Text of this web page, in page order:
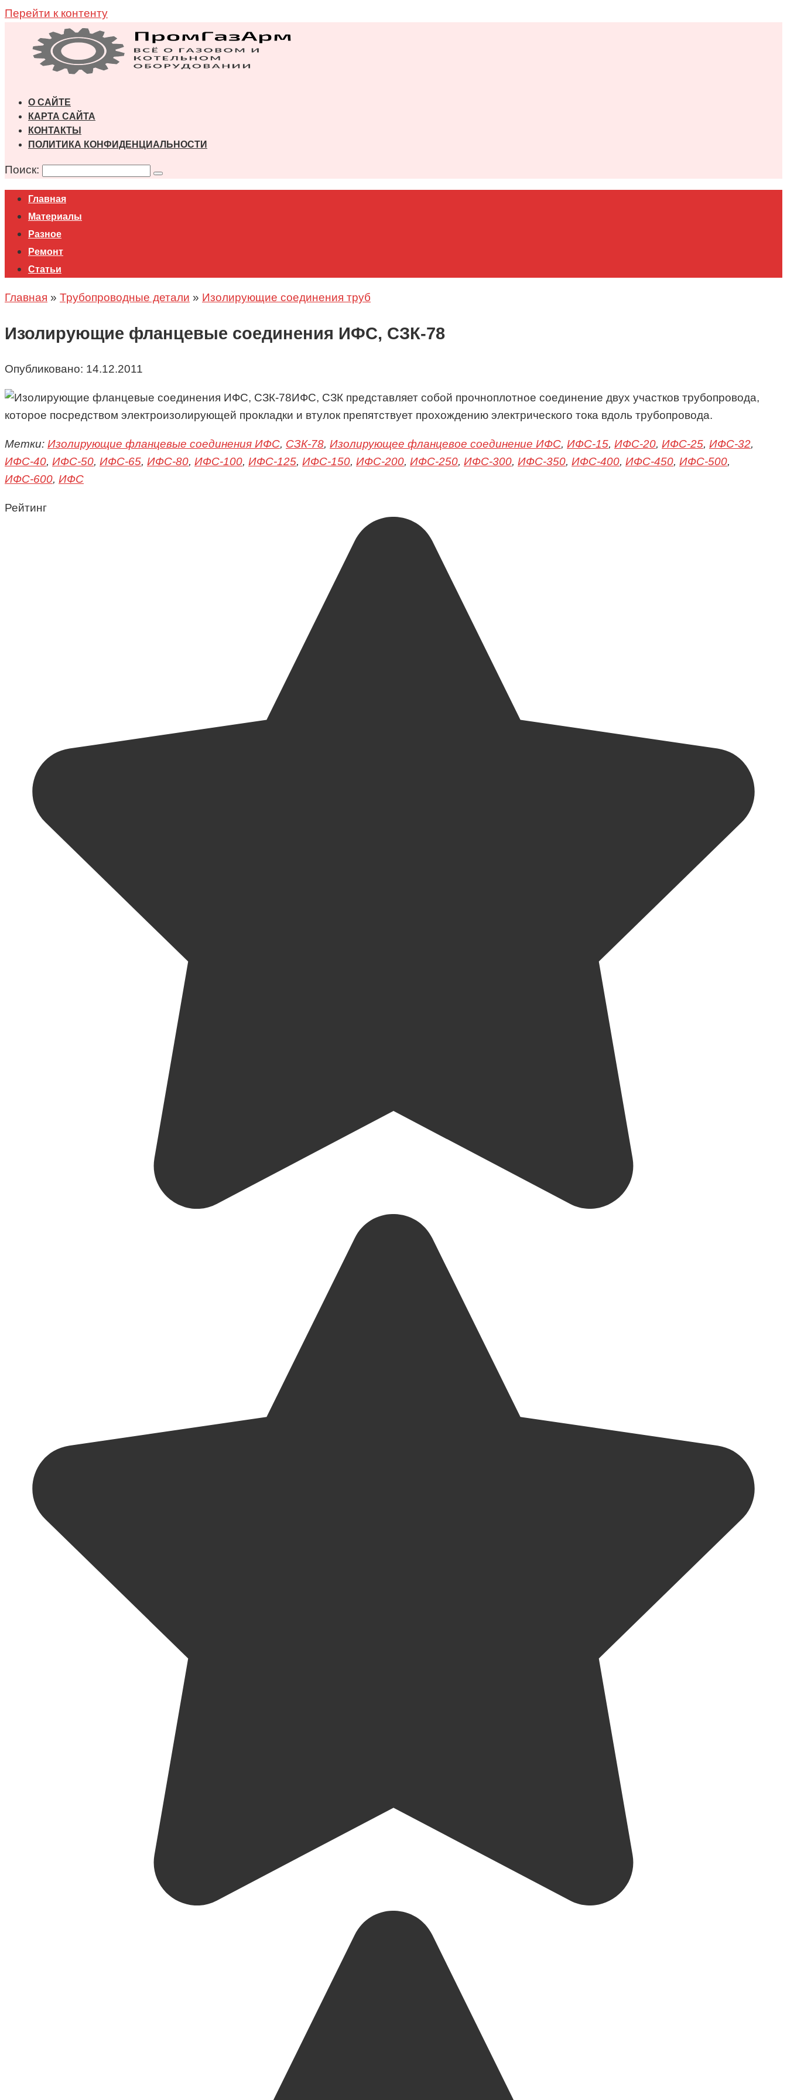
Перейти к контенту
О САЙТЕ
КАРТА САЙТА
КОНТАКТЫ
ПОЛИТИКА КОНФИДЕНЦИАЛЬНОСТИ
Поиск:
Главная
Материалы
Разное
Ремонт
Статьи
Главная » Трубопроводные детали » Изолирующие соединения труб
Изолирующие фланцевые соединения ИФС, СЗК-78
Опубликовано: 14.12.2011
ИФС, СЗК представляет собой прочноплотное соединение двух участков трубопровода,
которое посредством электроизолирующей прокладки и втулок препятствует прохождению электрического тока вдоль трубопровода.
Метки: Изолирующие фланцевые соединения ИФС, СЗК-78, Изолирующее фланцевое соединение ИФС, ИФС-15, ИФС-20, ИФС-25, ИФС-32,
ИФС-40, ИФС-50, ИФС-65, ИФС-80, ИФС-100, ИФС-125, ИФС-150, ИФС-200, ИФС-250, ИФС-300, ИФС-350, ИФС-400, ИФС-450, ИФС-500,
ИФС-600, ИФС
Рейтинг